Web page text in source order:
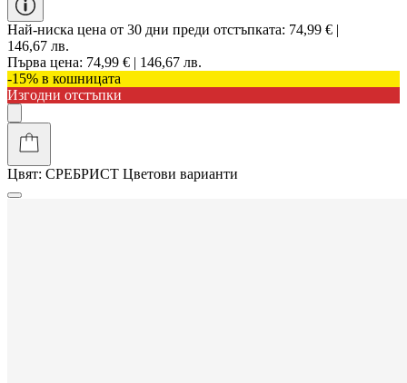
Най-ниска цена от 30 дни преди отстъпката: 74,99 € |
146,67 лв.
Първа цена: 74,99 € | 146,67 лв.
-15% в кошницата
Изгодни отстъпки
Цвят: СРЕБРИСТ Цветови варианти